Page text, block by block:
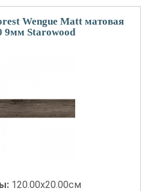
Wengue Matt матовая
9мм Starowood
120.00x20.00см